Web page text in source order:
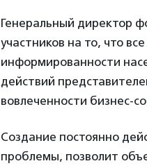
Генеральный директор
участников на то, что
информированности
действий
вовлеченности бизнес-
Создание постоянно
проблемы, позволит